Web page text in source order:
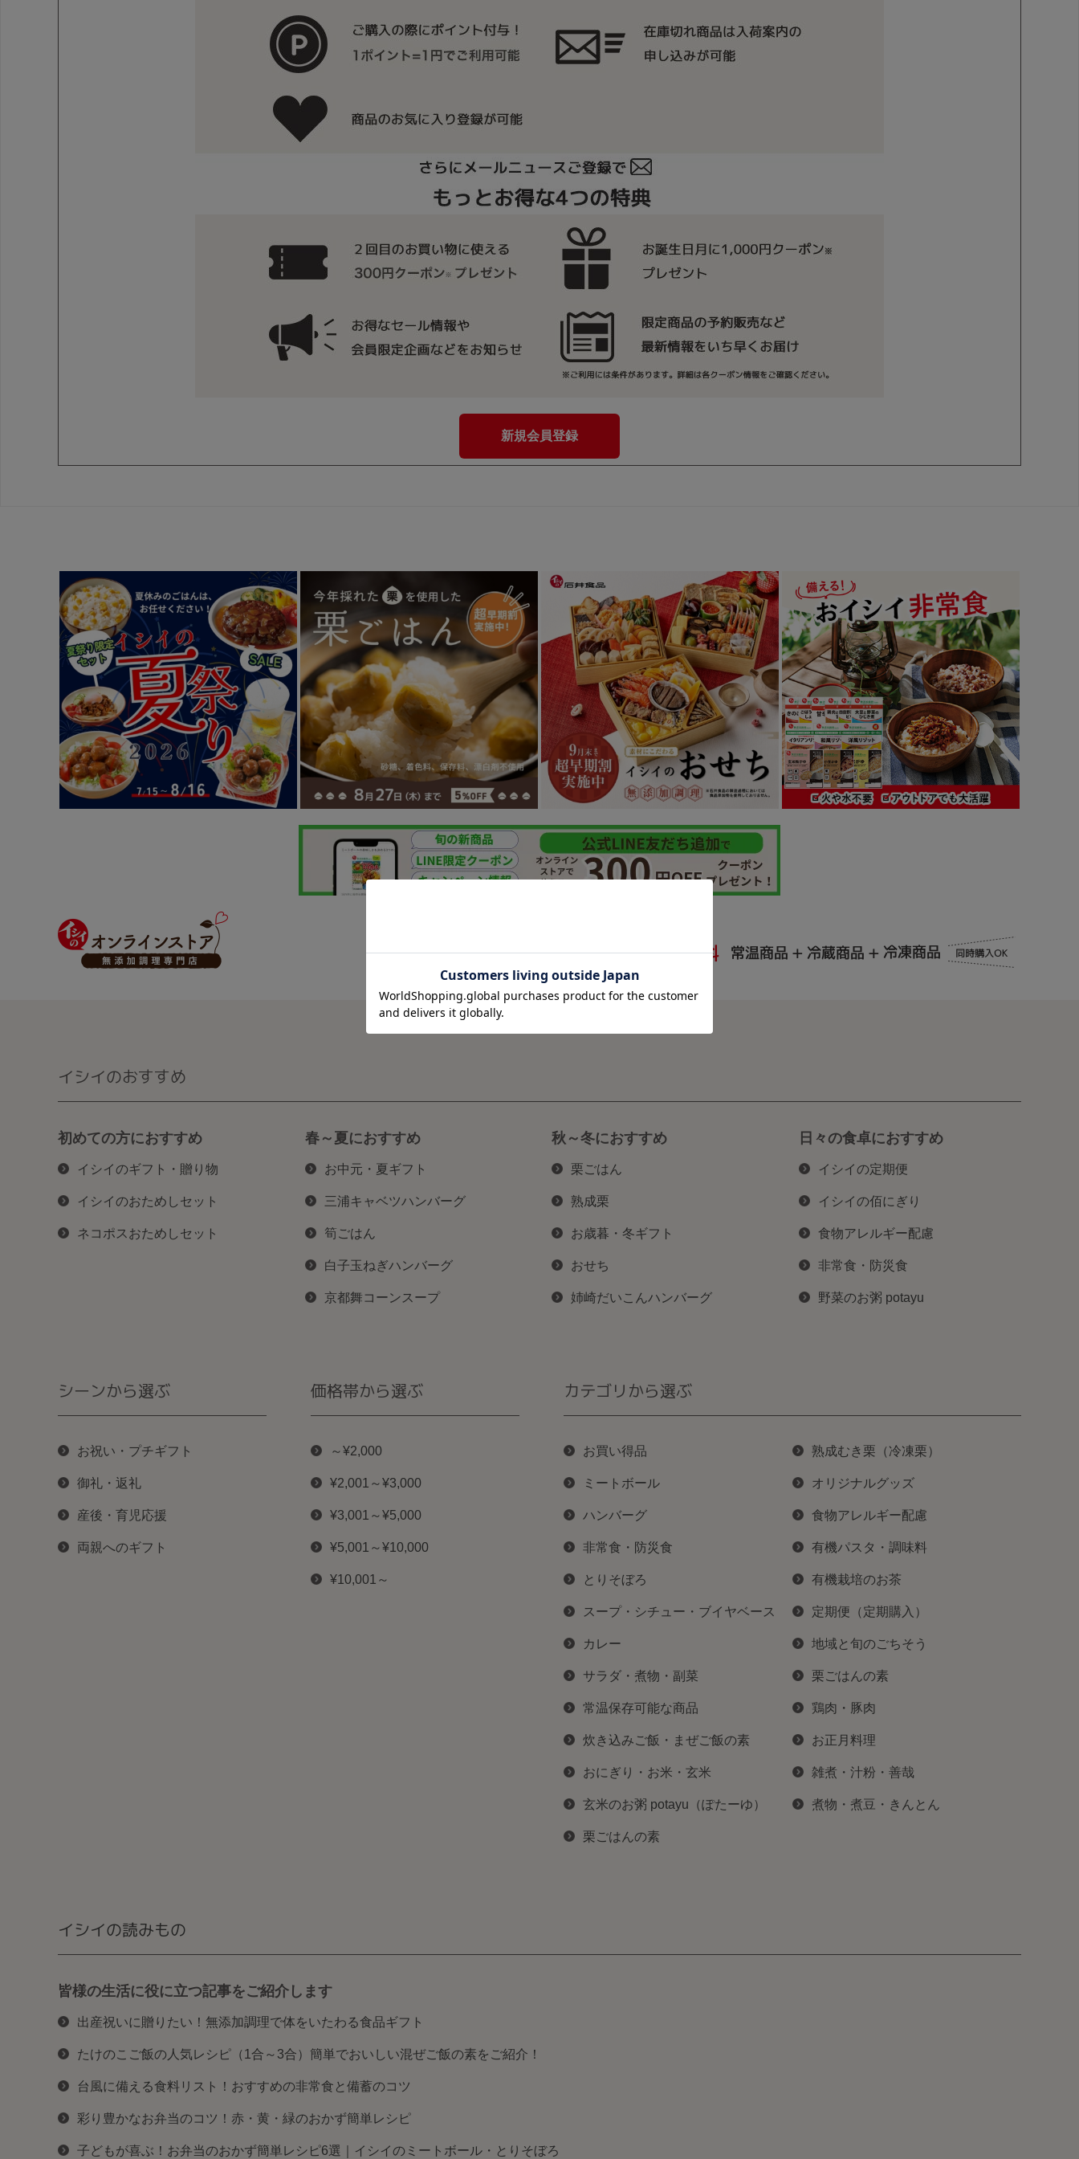
イシイのおすすめ
初めての方におすすめ
イシイのギフト・贈り物
イシイのおためしセット
ネコポスおためしセット
春～夏におすすめ
お中元・夏ギフト
三浦キャベツハンバーグ
筍ごはん
白子玉ねぎハンバーグ
京都舞コーンスープ
秋～冬におすすめ
栗ごはん
熟成栗
お歳暮・冬ギフト
おせち
姉崎だいこんハンバーグ
日々の食卓におすすめ
イシイの定期便
イシイの佰にぎり
食物アレルギー配慮
非常食・防災食
野菜のお粥 potayu
シーンから選ぶ
お祝い・プチギフト
御礼・返礼
産後・育児応援
両親へのギフト
価格帯から選ぶ
～¥2,000
¥2,001～¥3,000
¥3,001～¥5,000
¥5,001～¥10,000
¥10,001～
カテゴリから選ぶ
お買い得品
ミートボール
ハンバーグ
非常食・防災食
とりそぼろ
スープ・シチュー・ブイヤベース
カレー
サラダ・煮物・副菜
常温保存可能な商品
炊き込みご飯・まぜご飯の素
おにぎり・お米・玄米
玄米のお粥 potayu（ぽたーゆ）
栗ごはんの素
熟成むき栗（冷凍栗）
オリジナルグッズ
食物アレルギー配慮
有機パスタ・調味料
有機栽培のお茶
定期便（定期購入）
地域と旬のごちそう
栗ごはんの素
鶏肉・豚肉
お正月料理
雑煮・汁粉・善哉
煮物・煮豆・きんとん
イシイの読みもの
皆様の生活に役に立つ記事をご紹介します
出産祝いに贈りたい！無添加調理で体をいたわる食品ギフト
たけのこご飯の人気レシピ（1合～3合）簡単でおいしい混ぜご飯の素をご紹介！
台風に備える食料リスト！おすすめの非常食と備蓄のコツ
彩り豊かなお弁当のコツ！赤・黄・緑のおかず簡単レシピ
子どもが喜ぶ！お弁当のおかず簡単レシピ6選｜イシイのミートボール・とりそぼろ